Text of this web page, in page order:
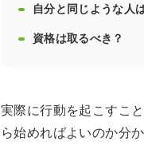
自分と同じような人
資格は取るべき？
実際に行動を起こすこ
ら始めればよいのか分